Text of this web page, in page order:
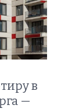
в
—